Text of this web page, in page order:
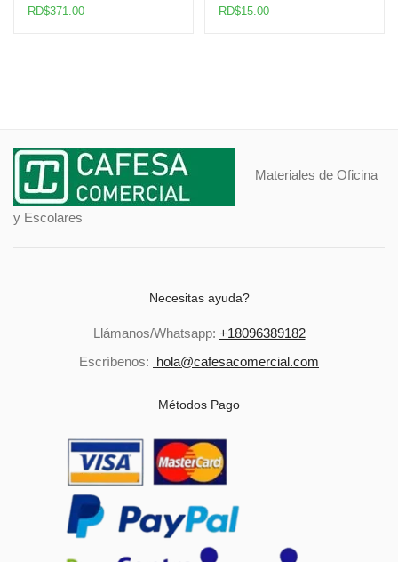
RD$371.00
RD$15.00
Materiales de Oficina
y Escolares
Necesitas ayuda?
Llámanos/Whatsapp: +18096389182
Escríbenos: hola@cafesacomercial.com
Métodos Pago